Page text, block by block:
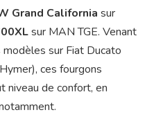
Grand California sur
sur MAN TGE. Venant
sur Fiat Ducato
ces fourgons
niveau de confort, en